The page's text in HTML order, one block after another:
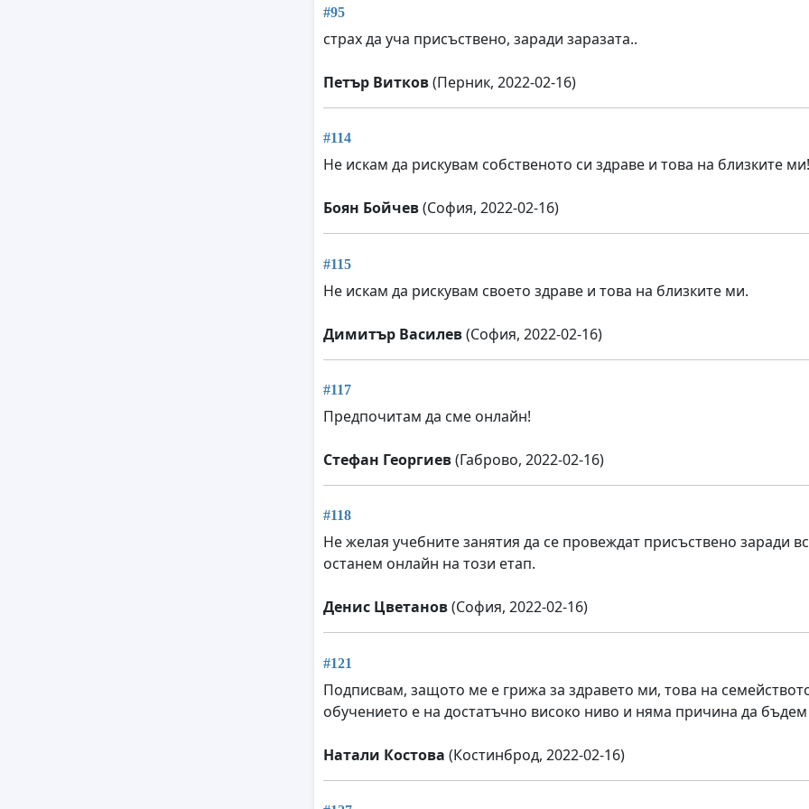
#95
страх да уча присъствено, заради заразата..
Петър Витков(Перник, 2022-02-16)
#114
Не искам да рискувам собственото си здраве и това на близките ми!
Боян Бойчев(София, 2022-02-16)
#115
Не искам да рискувам своето здраве и това на близките ми.
Димитър Василев(София, 2022-02-16)
#117
Предпочитам да сме онлайн!
Стефан Георгиев(Габрово, 2022-02-16)
#118
Не желая учебните занятия да се провеждат присъствено заради
останем онлайн на този етап.
Денис Цветанов(София, 2022-02-16)
#121
Подписвам, защото ме е грижа за здравето ми, това на
обучението е на достатъчно високо ниво и няма причина да
Натали Костова (Костинброд, 2022-02-16)